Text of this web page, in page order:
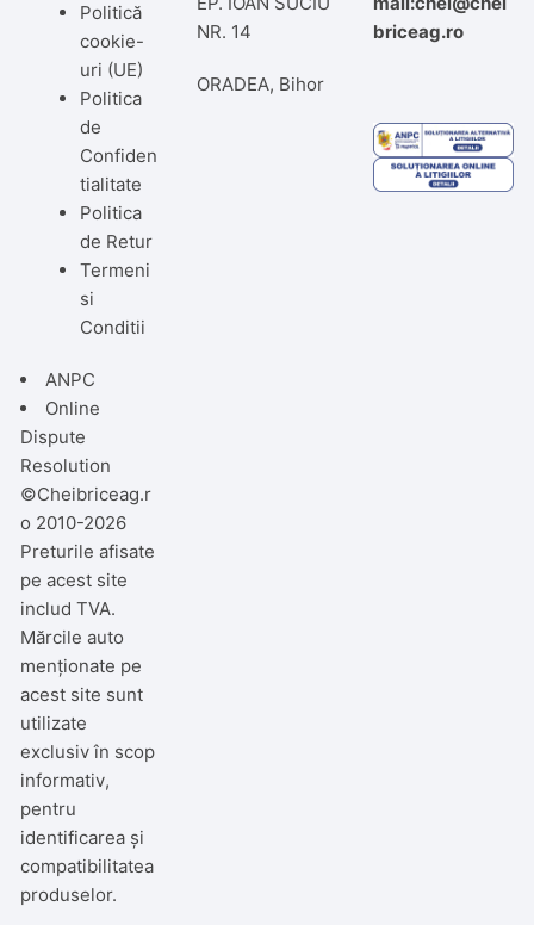
Politică
cookie-
uri (UE)
Politica
de
Confiden
tialitate
Politica
de Retur
Termeni
si
Conditii
ANPC
Online
Dispute
Resolution
NR. 14
ORADEA, Bihor
briceag.ro
©Cheibriceag.r
o 2010-2026
Preturile afisate
pe acest site
includ TVA.
Mărcile auto
menționate pe
acest site sunt
utilizate
exclusiv în scop
informativ,
pentru
identificarea și
compatibilitatea
produselor.